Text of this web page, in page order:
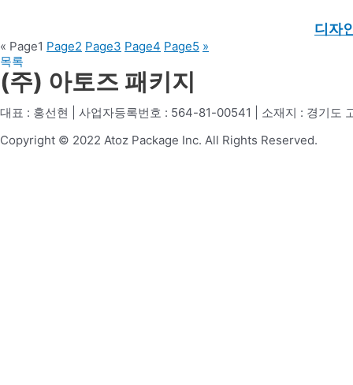
디자
« Page1 Page2 Page3 Page4 Page5 »
목록
(주) 아토즈 패키지
대표 : 홍선현 | 사업자등록번호 : 564-81-00541 | 소재지 : 경기도
Copyright © 2022 Atoz Package Inc. All Rights Reserved.